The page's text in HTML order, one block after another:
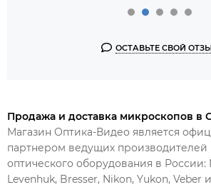
ОСТАВЬТЕ СВОЙ
Продажа и доставка микроскопов в
Магазин Оптика-Видео является
партнером ведущих
оптического оборудования в
Levenhuk, Bresser, Nikon, Yukon, Veber